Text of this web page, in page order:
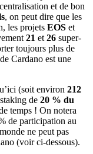
et de bon
, on peut dire que les
les projets EOS et
21 et 26 super-
toujours plus de
Cardano est une
(soit environ 212
de 20 % du
temps ! On notera
de participation au
ne peut pas
(voir ci-dessous).